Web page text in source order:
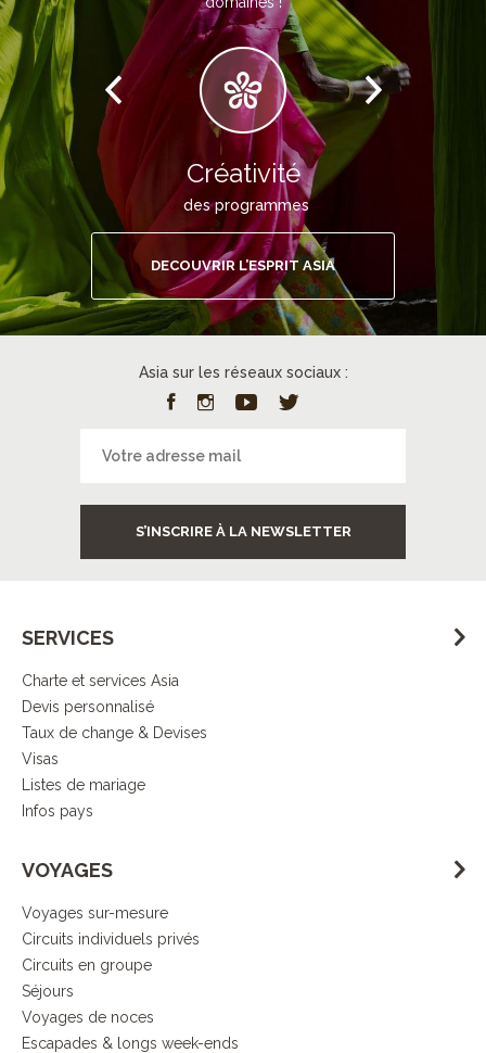
Créativité
des programmes
DECOUVRIR L’ESPRIT ASIA
Asia sur les réseaux sociaux :
S’INSCRIRE À LA NEWSLETTER
SERVICES
Charte et services Asia
Devis personnalisé
Taux de change & Devises
Visas
Listes de mariage
Infos pays
VOYAGES
Voyages sur-mesure
Circuits individuels privés
Circuits en groupe
Séjours
Voyages de noces
Escapades & longs week-ends